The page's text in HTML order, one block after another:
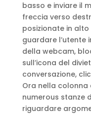
basso e inviare il
freccia verso
posizionate in
guardare l’utente
della webcam,
sull’icona del
conversazione,
Ora nella
numerous stanze
riguardare